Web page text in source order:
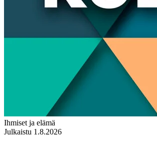
Ihmiset ja elämä
Julkaistu 1.8.2026